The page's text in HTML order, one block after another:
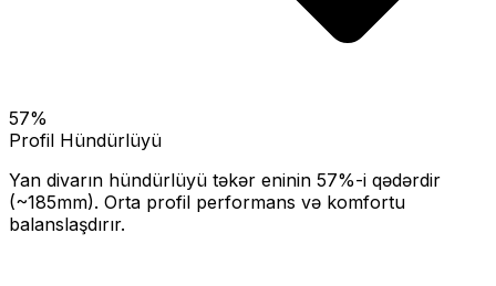
57%
Profil Hündürlüyü
Yan divarın hündürlüyü təkər eninin 57%-i qədərdir
(~185mm). Orta profil performans və komfortu
balanslaşdırır.